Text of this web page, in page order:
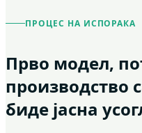
ПРОЦЕС НА ИСПОРАКА
Прво модел,
производство
биде јасна